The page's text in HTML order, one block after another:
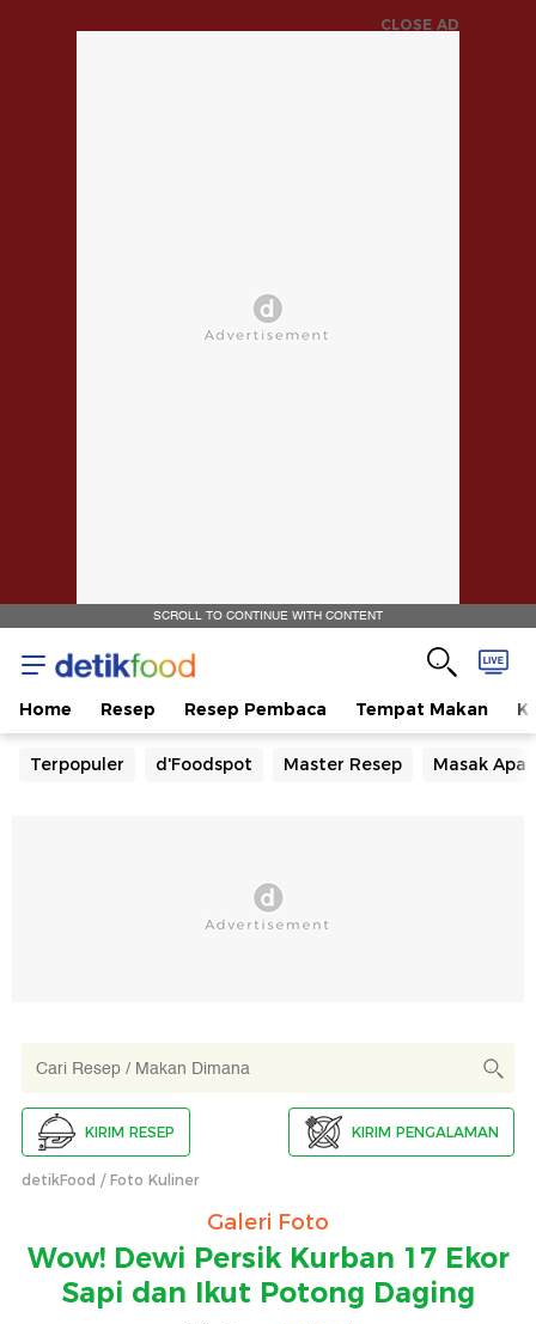
CLOSE AD
SCROLL TO CONTINUE WITH CONTENT
Home Resep Resep Pembaca Tempat Makan
Terpopuler d'Foodspot Master Resep Masak Apa
KIRIM RESEP KIRIM PENGALAMAN
detikFood Foto Kuliner
Galeri Foto
Wow! Dewi Persik Kurban 17 Ekor
Sapi dan Ikut Potong Daging